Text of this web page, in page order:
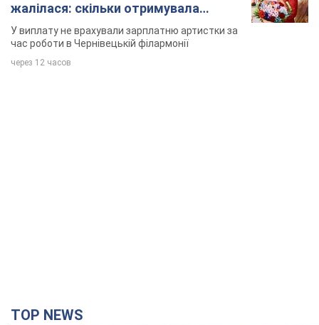
жалілася: скільки отримувала
співачка
У виплату не врахували зарплатню артистки за
час роботи в Чернівецькій філармонії
через 12 часов
TOP NEWS